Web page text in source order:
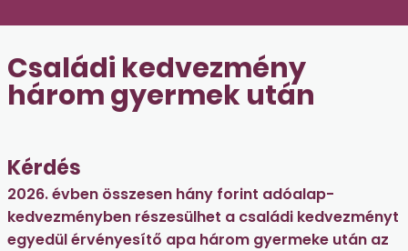
Családi kedvezmény
három gyermek után
Kérdés
2026. évben összesen hány forint adóalap-
kedvezményben részesülhet a családi kedvezményt
egyedül érvényesítő apa három gyermeke után az